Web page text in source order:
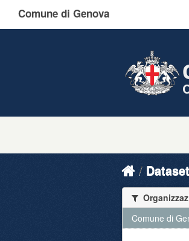
Comune di Genova
Dataset
Comune di